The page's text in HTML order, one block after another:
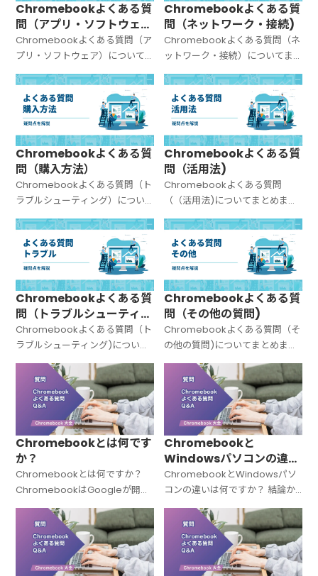
Chromebookよくある質
問（アプリ・ソフトウェ
ア）
Chromebookよくある質問（ア
プリ・ソフトウェア）について
まとめました。
Chromebookよくある質
問（ネットワーク・接続)
Chromebookよくある質問（ネ
ットワーク・接続）についてま
とめました。
Chromebookよくある質
問（購入方法）
Chromebookよくある質問（ト
ラブルシューティング）につい
てまとめました。
Chromebookよくある質
問（活用法)
Chromebookよくある質問
（（活用法)についてまとめまし
た。
Chromebookよくある質
問（トラブルシューティン
グ)
Chromebookよくある質問（ト
ラブルシューティング)について
まとめました。
Chromebookよくある質
問（その他の質問)
Chromebookよくある質問（そ
の他の質問)についてまとめまし
た。
Chromebookとは何です
か？
Chromebookとは何ですか？
ChromebookはGoogleが開発
した「Chrome OS（クローム
OS）」を搭載したノートパソコ
ンの総称です。Windowsでも
Macでもない
Chromebookと
Windowsパソコンの違い
は何ですか？
ChromebookとWindowsパソ
コンの違いは何ですか？ 結論か
ら言うと、Chromebookと
Windowsパソコンは「OSが違
う＝中身の設計思想がまったく
違う」パソコンです。C